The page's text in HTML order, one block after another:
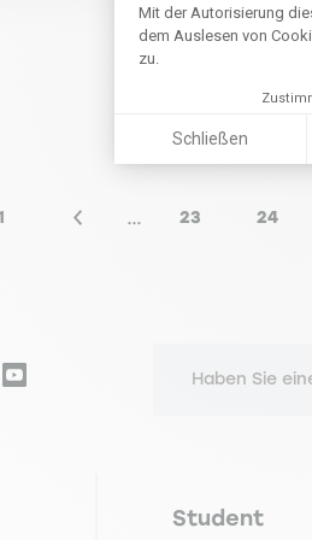
Mit der Autorisierung
dem Auslesen von
zu.
Schließen
Erste SeiteVorherige Seite
… Seite
23
Seite
24
Haben Sie
Navigation
Student